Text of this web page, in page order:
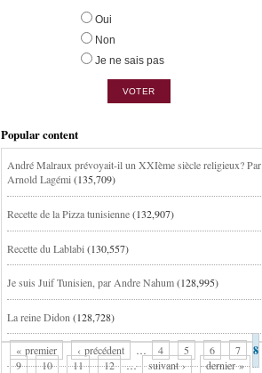
Oui
Non
Je ne sais pas
Popular content
André Malraux prévoyait-il un XXIème siècle religieux? Par
Arnold Lagémi(135,709)
Recette de la Pizza tunisienne(132,907)
Recette du Lablabi (130,557)
Je suis Juif Tunisien, par Andre Nahum(128,995)
La reine Didon (128,728)
« premier ‹ précédent … 4 5 6 7 8
9 10 11 12 … suivant › dernier »